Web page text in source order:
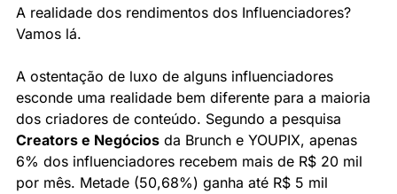
A realidade dos rendimentos dos Influenciadores?
Vamos lá.
A ostentação de luxo de alguns influenciadores
esconde uma realidade bem diferente para a maioria
Creators e Negócios da Brunch e YOUPIX, apenas
6% dos influenciadores recebem mais de R$ 20 mil
por mês. Metade (50,68%) ganha até R$ 5 mil